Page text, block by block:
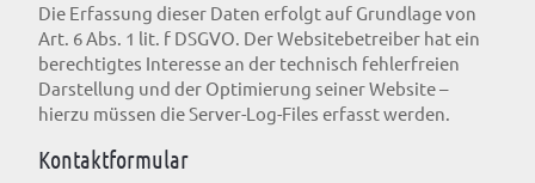
Die Erfassung dieser Daten erfolgt auf Grundlage von
Art. 6 Abs. 1 lit. f DSGVO. Der Websitebetreiber hat ein
berechtigtes Interesse an der technisch fehlerfreien
Darstellung und der Optimierung seiner Website –
hierzu müssen die Server-Log-Files erfasst werden.
Kontaktformular